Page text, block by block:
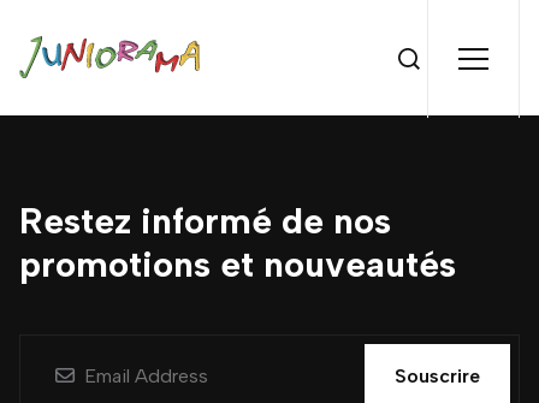
Restez informé de nos
promotions et nouveautés
Souscrire